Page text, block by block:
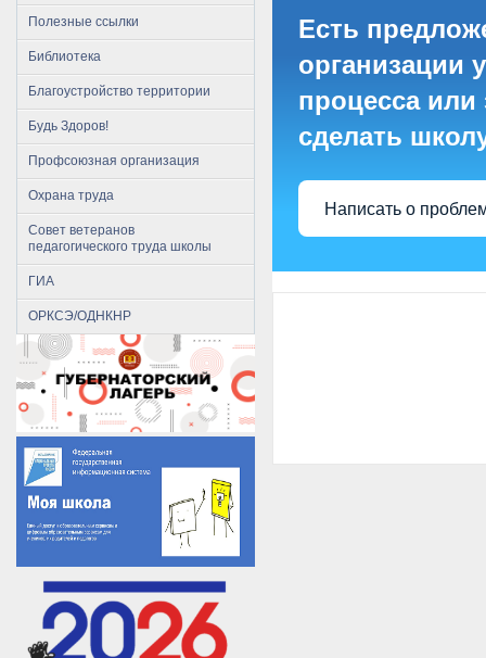
Полезные ссылки
Библиотека
Благоустройство территории
Будь Здоров!
Профсоюзная организация
Охрана труда
Совет ветеранов
педагогического труда школы
ГИА
ОРКСЭ/ОДНКНР
Есть
организации
процесса или
сделать
Написать о